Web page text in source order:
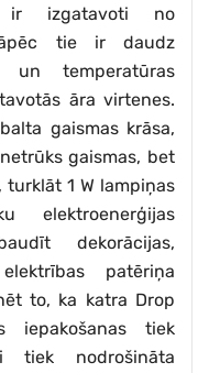
ir izgatavoti no
tie ir daudz
un temperatūras
āra virtenes.
gaismas krāsa,
gaismas, bet
1 W lampiņas
elektroenerģijas
dekorācijas,
patēriņa
to, ka katra Drop
iepakošanas tiek
tiek nodrošināta